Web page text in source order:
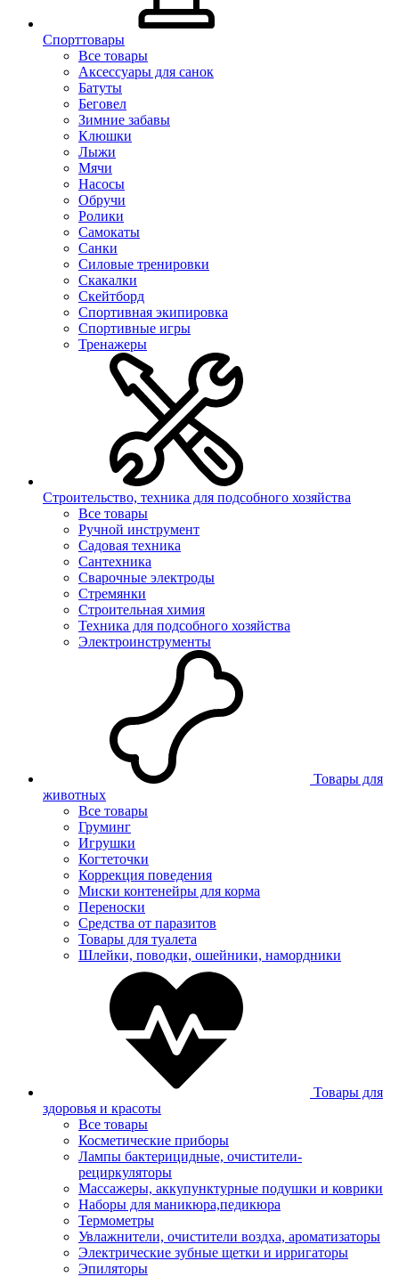
Спорттовары
Все товары
Аксессуары для санок
Батуты
Беговел
Зимние забавы
Клюшки
Лыжи
Мячи
Насосы
Обручи
Ролики
Самокаты
Санки
Силовые тренировки
Скакалки
Скейтборд
Спортивная экипировка
Спортивные игры
Тренажеры
Строительство, техника для подсобного хозяйства
Все товары
Ручной инструмент
Садовая техника
Сантехника
Сварочные электроды
Стремянки
Строительная химия
Техника для подсобного хозяйства
Электроинструменты
Товары для
животных
Все товары
Груминг
Игрушки
Когтеточки
Коррекция поведения
Миски контенейры для корма
Переноски
Средства от паразитов
Товары для туалета
Шлейки, поводки, ошейники, намордники
Товары для
здоровья и красоты
Все товары
Косметические приборы
Лампы бактерицидные, очистители-
рециркуляторы
Массажеры, аккупунктурные подушки и коврики
Наборы для маникюра,педикюра
Термометры
Увлажнители, очистители воздха, ароматизаторы
Электрические зубные щетки и ирригаторы
Эпиляторы